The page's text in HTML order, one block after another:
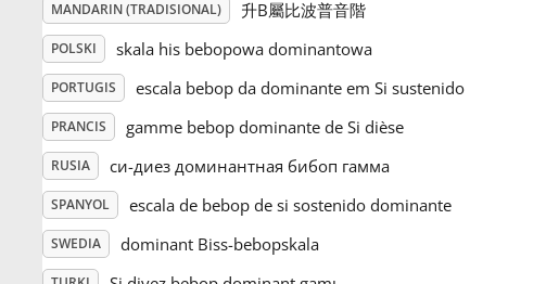
MANDARIN (TRADISIONAL) 升B屬比波普音階
POLSKI skala his bebopowa dominantowa
PORTUGIS escala bebop da dominante em Si sustenido
PRANCIS gamme bebop dominante de Si dièse
RUSIA си-диез доминантная бибоп гамма
SPANYOL escala de bebop de si sostenido dominante
SWEDIA dominant Biss-bebopskala